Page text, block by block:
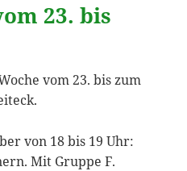
23. bis
vom 23. bis zum
von 18 bis 19 Uhr:
Mit Gruppe F.